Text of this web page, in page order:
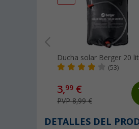
Ducha solar Berger 20
(53)
3,99 €
PVP 8,99 €
DETALLES DEL